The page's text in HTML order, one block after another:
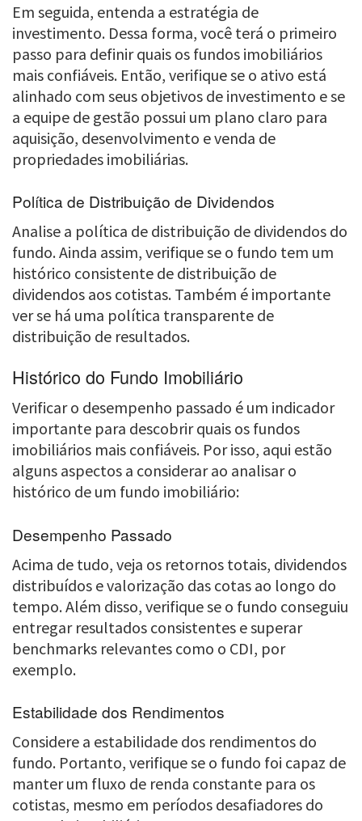
Em seguida, entenda a estratégia de
investimento. Dessa forma, você terá o primeiro
passo para definir quais os fundos imobiliários
mais confiáveis. Então, verifique se o ativo está
alinhado com seus objetivos de investimento e se
a equipe de gestão possui um plano claro para
aquisição, desenvolvimento e venda de
propriedades imobiliárias.
Política de Distribuição de Dividendos
Analise a política de distribuição de dividendos do
fundo. Ainda assim, verifique se o fundo tem um
histórico consistente de distribuição de
dividendos aos cotistas. Também é importante
ver se há uma política transparente de
distribuição de resultados.
Histórico do Fundo Imobiliário
Verificar o desempenho passado é um indicador
importante para descobrir quais os fundos
imobiliários mais confiáveis. Por isso, aqui estão
alguns aspectos a considerar ao analisar o
histórico de um fundo imobiliário:
Desempenho Passado
Acima de tudo, veja os retornos totais, dividendos
distribuídos e valorização das cotas ao longo do
tempo. Além disso, verifique se o fundo conseguiu
entregar resultados consistentes e superar
benchmarks relevantes como o CDI, por
exemplo.
Estabilidade dos Rendimentos
Considere a estabilidade dos rendimentos do
fundo. Portanto, verifique se o fundo foi capaz de
manter um fluxo de renda constante para os
cotistas, mesmo em períodos desafiadores do